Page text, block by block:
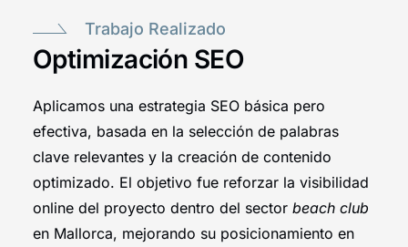
Trabajo Realizado
Optimización SEO
Aplicamos una estrategia SEO básica pero
efectiva, basada en la selección de palabras
clave relevantes y la creación de contenido
optimizado. El objetivo fue reforzar la visibilidad
online del proyecto dentro del sector beach club
en Mallorca, mejorando su posicionamiento en